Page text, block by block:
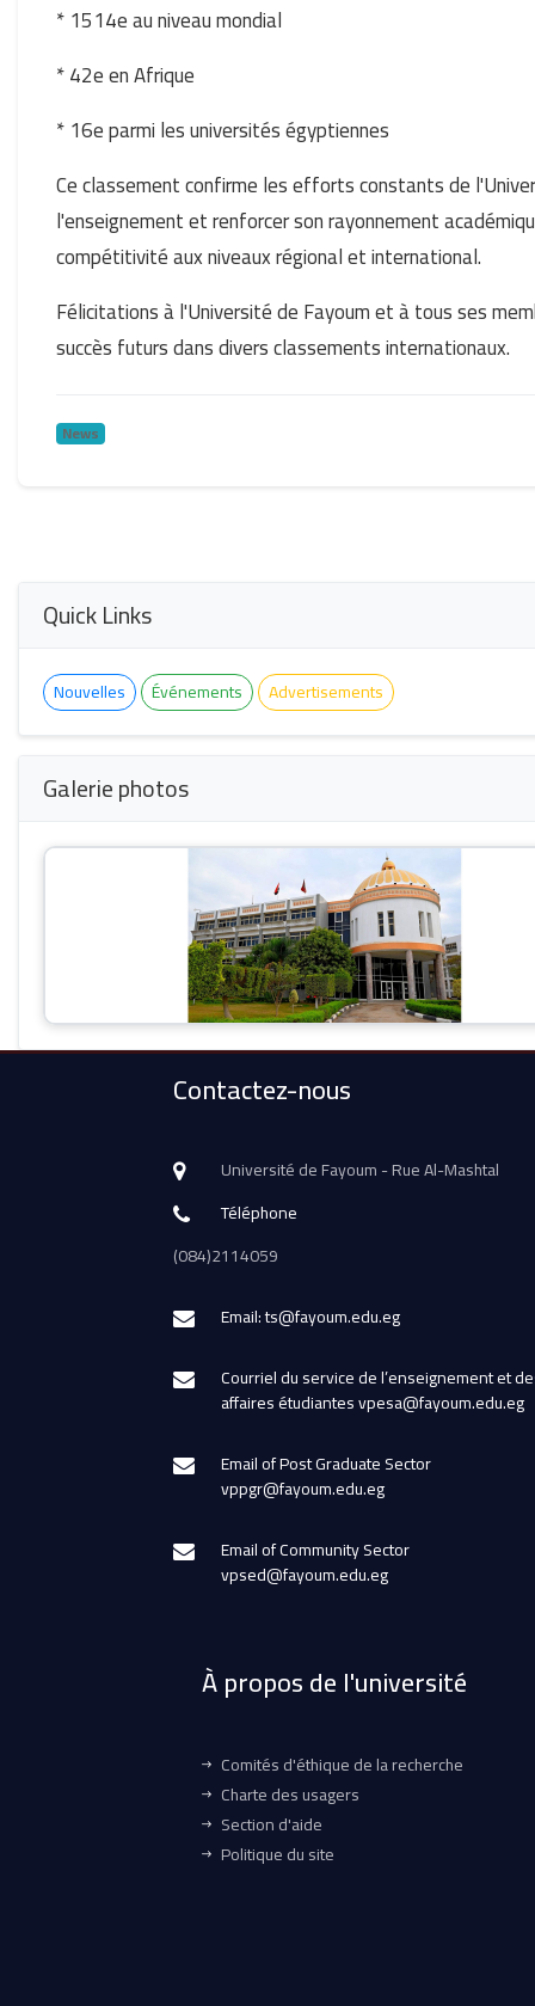
* 1514e au niveau mondial
* 42e en Afrique
* 16e parmi les universités égyptiennes
Ce classement confirme les efforts constants de
l'enseignement et renforcer son rayonnement
compétitivité aux niveaux régional et international.
Félicitations à l'Université de Fayoum et à tous ses
succès futurs dans divers classements internationaux.
News
Quick Links
Nouvelles Événements Advertisements
Galerie photos
Contactez-nous
Université de Fayoum - Rue Al-Mashtal
Téléphone
(084)2114059
Email: ts@fayoum.edu.eg
Courriel du service de l’enseignement et
affaires étudiantes vpesa@fayoum.edu.eg
Email of Post Graduate Sector
vppgr@fayoum.edu.eg
Email of Community Sector
vpsed@fayoum.edu.eg
À propos de l'université
Comités d'éthique de la recherche
Charte des usagers
Section d'aide
Politique du site